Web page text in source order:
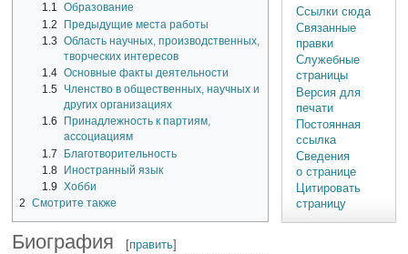
1.1 Образование
1.2
Предыдущие места работы
1.3 Область научных, производственных,
творческих интересов
1.4 Основные факты деятельности
1.5 Членство в общественных, научных и
других организациях
1.6
Принадлежность к партиям,
ассоциациям
1.7
Благотворительность
1.8 Иностранный язык
1.9 Хобби
2
Смотрите также
Биография [править]
Ссылки сюда
Связанные
правки
Служебные
страницы
Версия для
печати
Постоянная
ссылка
Сведения
о странице
Цитировать
страницу